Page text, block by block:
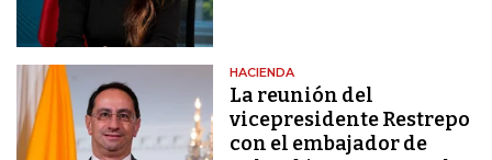
HACIENDA
La reunión del
vicepresidente Restrepo
con el embajador de